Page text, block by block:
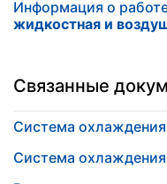
Информация о
жидкостная и
Связанные
Система охлаждения
Система охлаждения